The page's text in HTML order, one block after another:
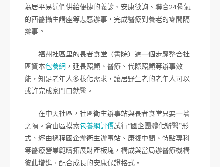
為居平易近們供給便捷的義診、安康徵詢、聯合24骨氣
的西醫攝生講座等志愿辦事，完成醫療到養老的零間隔
辦事。
福州社區里的長者食堂（書院）進一個步驟整合社
區資本包養網 ，延長照顧、醫療、代際照顧等辦事效
能，知足老年人多樣化需求，讓居野生老的老年人可以
或許完成家門口就醫。
在中天社區，社區衛生辦事站與長者食堂只要一墻
之隔。倉山區摸索包養網評價試行“國企團體化辦醫”形
式，經由過程國企辦衛生辦事站、康復中間、特點專科
等醫療營業範疇拓展財產板塊，構成與當局辦醫療機構
彼此增進、配合成長的安康保證格式。